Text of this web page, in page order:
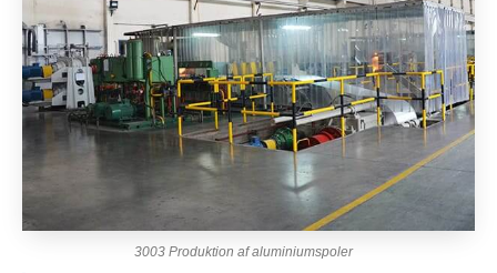
3003 Produktion af aluminiumspoler